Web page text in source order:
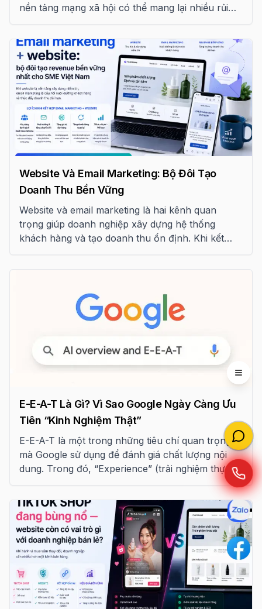
nền tảng mạng xã hội có thể mang lại nhiều rủi
vững.
Website Và Email Marketing: Bộ Đôi Tạo
Doanh Thu Bền Vững
Website và email marketing là hai kênh quan
trọng giúp doanh nghiệp xây dựng hệ thống
khách hàng và tạo doanh thu ổn định. Khi kết
E-E-A-T Là Gì? Vì Sao Google Ngày Càng Ưu
Tiên “Kinh Nghiệm Thật”
E-E-A-T là một trong những tiêu chí quan trọng
mà Google sử dụng để đánh giá chất lượng nội
dung. Trong đó, “Experience” (trải nghiệm thực
tế) ngày càng được ưu tiên, đặc biệt trong các